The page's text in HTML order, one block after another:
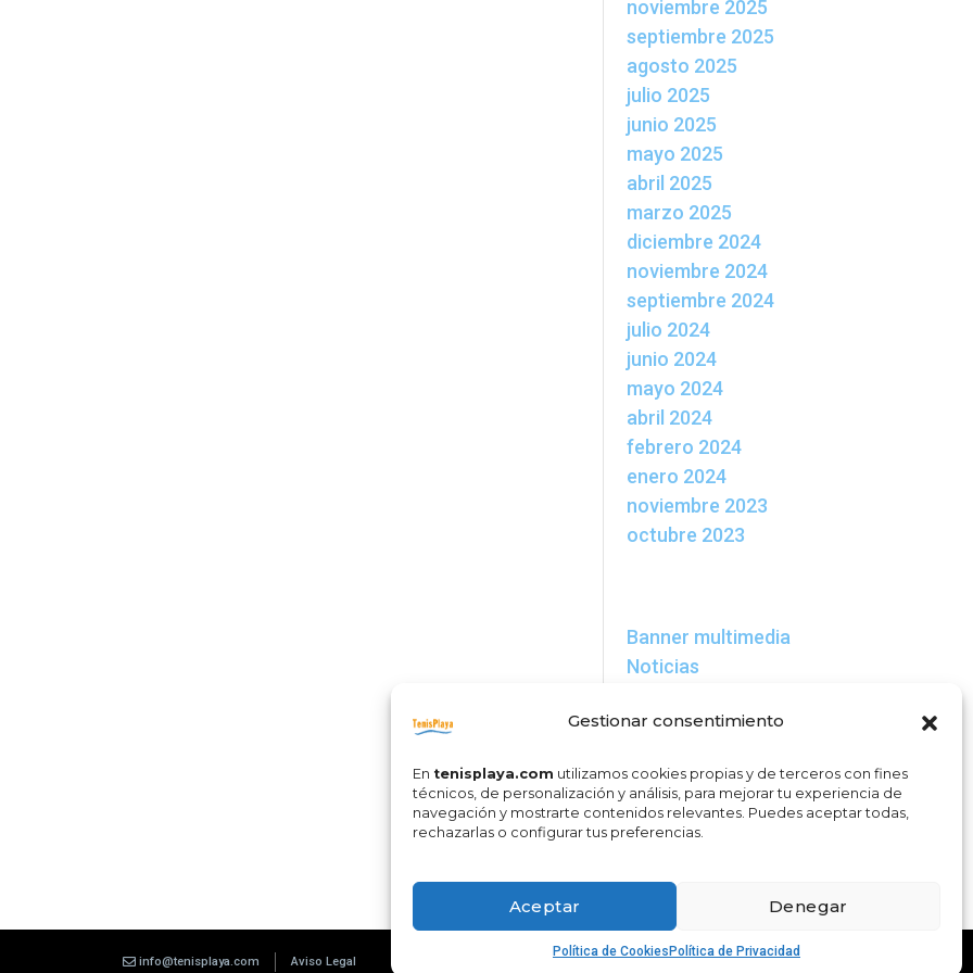
Gestionar consentimiento
En tenisplaya.com utilizamos cookies propias y de terceros con fines
técnicos, de personalización y análisis, para mejorar tu experiencia de
navegación y mostrarte contenidos relevantes. Puedes aceptar todas,
rechazarlas o configurar tus preferencias.
Aceptar Denegar
Política de Cookies Política de Privacidad
noviembre 2025
septiembre 2025
agosto 2025
julio 2025
junio 2025
mayo 2025
abril 2025
marzo 2025
diciembre 2024
noviembre 2024
septiembre 2024
julio 2024
junio 2024
mayo 2024
abril 2024
febrero 2024
enero 2024
noviembre 2023
octubre 2023
Banner multimedia
Noticias
Meta
Acceder
Feed de entradas
Feed de comentarios
info@tenisplaya.com Aviso Legal